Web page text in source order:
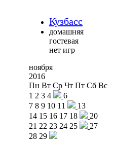
Кузбасс
домашняя
гостевая
нет игр
ноября
2016
Пн Вт Ср Чт Пт Сб Вс
1 2 3 4
6
7 8 9 10 11
13
14 15 16 17 18
20
21 22 23 24 25
27
28 29